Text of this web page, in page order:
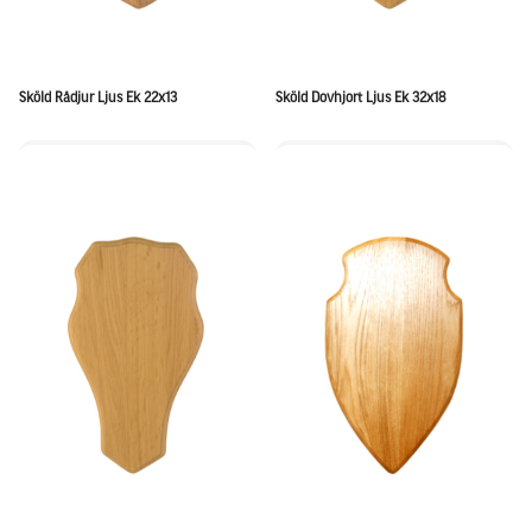
Sköld Rådjur Ljus Ek 22x13 Sköld Dovhjort Ljus Ek 32x18